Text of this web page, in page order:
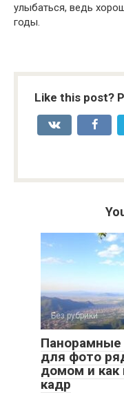
улыбаться, ведь
годы.
Like this post?
Без рубрики
для фото
домом и как
кадр